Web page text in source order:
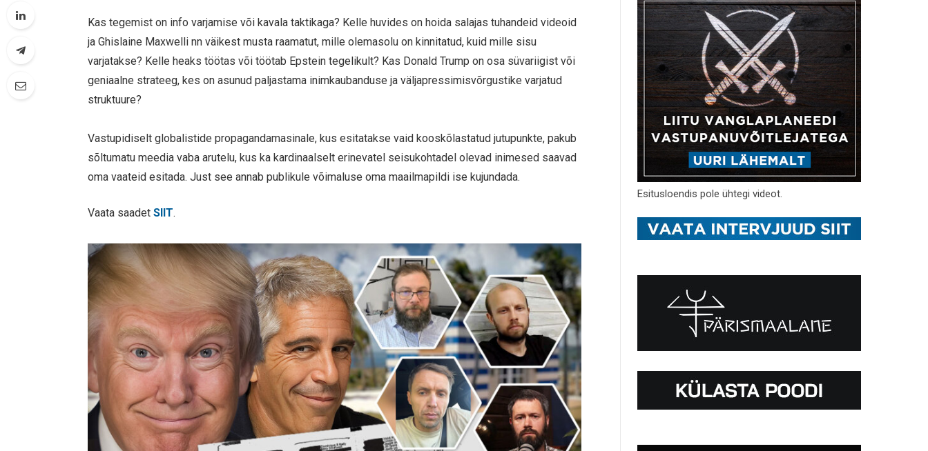
Kas tegemist on info varjamise või kavala taktikaga? Kelle huvides on hoida salajas tuhandeid videoid
ja Ghislaine Maxwelli nn väikest musta raamatut, mille olemasolu on kinnitatud, kuid mille sisu
varjatakse? Kelle heaks töötas või töötab Epstein tegelikult? Kas Donald Trump on osa süvariigist või
geniaalne strateeg, kes on asunud paljastama inimkaubanduse ja väljapressimisvõrgustike varjatud
struktuure?
Vastupidiselt globalistide propagandamasinale, kus esitatakse vaid kooskõlastatud jutupunkte, pakub
sõltumatu meedia vaba arutelu, kus ka kardinaalselt erinevatel seisukohtadel olevad inimesed saavad
oma vaateid esitada. Just see annab publikule võimaluse oma maailmapildi ise kujundada.
Vaata saadetSIIT.
Esitusloendis pole ühtegi videot.